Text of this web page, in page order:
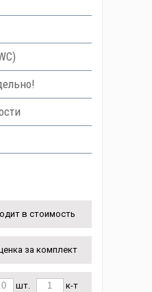
в стоимость
за комплект
шт. к-т